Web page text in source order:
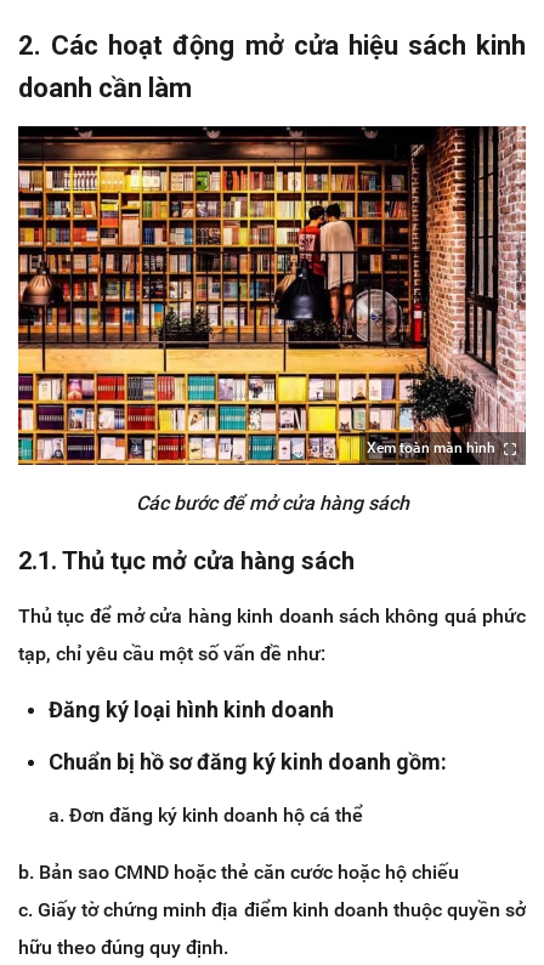
2. Các hoạt động mở cửa hiệu sách kinh
doanh cần làm
Xem toàn màn hình
Các bước để mở cửa hàng sách
2.1. Thủ tục mở cửa hàng sách
Thủ tục để mở cửa hàng kinh doanh sách không quá phức
tạp, chỉ yêu cầu một số vấn đề như:
Đăng ký loại hình kinh doanh
Chuẩn bị hồ sơ đăng ký kinh doanh gồm:
a. Đơn đăng ký kinh doanh hộ cá thể
b. Bản sao CMND hoặc thẻ căn cước hoặc hộ chiếu
c. Giấy tờ chứng minh địa điểm kinh doanh thuộc quyền sở
hữu theo đúng quy định.